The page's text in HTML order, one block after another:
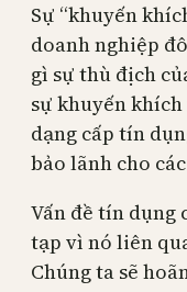
Sự “khuyến
doanh nghiệp
gì sự thù địch
sự khuyến
dạng cấp tín
bảo lãnh cho
Vấn đề tín dụng
tạp vì nó liên
Chúng ta sẽ